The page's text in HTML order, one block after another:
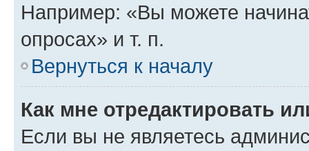
Например: «Вы можете
опросах» и т. п.
Вернуться к началу
Как мне отредактировать
Если вы не являетесь